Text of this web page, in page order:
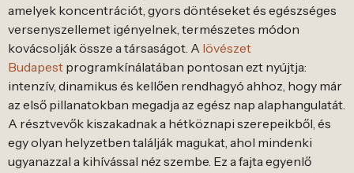
amelyek koncentrációt, gyors döntéseket és egészséges
versenyszellemet igényelnek, természetes módon
kovácsolják össze a társaságot. A lövészet
Budapest programkínálatában pontosan ezt nyújtja:
intenzív, dinamikus és kellően rendhagyó ahhoz, hogy már
az első pillanatokban megadja az egész nap alaphangulatát.
A résztvevők kiszakadnak a hétköznapi szerepeikből, és
egy olyan helyzetben találják magukat, ahol mindenki
ugyanazzal a kihívással néz szembe. Ez a fajta egyenlő